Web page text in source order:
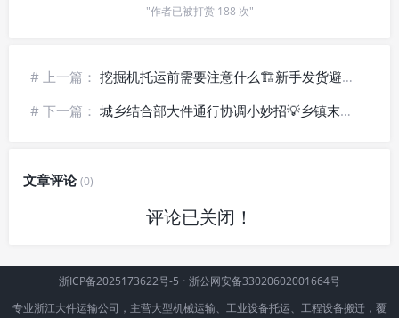
"作者已被打赏 188 次"
# 上一篇： 挖掘机托运前需要注意什么🏗️新手发货避坑建议
# 下一篇： 城乡结合部大件通行协调小妙招💡乡镇末端配送通行经验
文章评论(0)
评论已关闭！
浙ICP备2025173622号-5 · 浙公网安备33020602001664号
专业浙江大件运输公司，主营大型机械运输、工业设备托运、工程设备搬迁，覆